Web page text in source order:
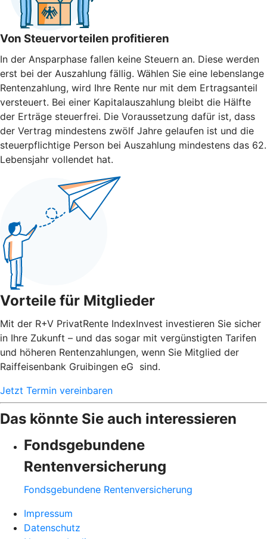
Von Steuervorteilen profitieren
In der Ansparphase fallen keine Steuern an. Diese werden
erst bei der Auszahlung fällig. Wählen Sie eine lebenslange
Rentenzahlung, wird Ihre Rente nur mit dem Ertragsanteil
versteuert. Bei einer Kapitalauszahlung bleibt die Hälfte
der Erträge steuerfrei. Die Voraussetzung dafür ist, dass
der Vertrag mindestens zwölf Jahre gelaufen ist und die
steuerpflichtige Person bei Auszahlung mindestens das 62.
Lebensjahr vollendet hat.
Vorteile für Mitglieder
Mit der R+V PrivatRente IndexInvest investieren Sie sicher
in Ihre Zukunft – und das sogar mit vergünstigten Tarifen
und höheren Rentenzahlungen, wenn Sie Mitglied der
Raiffeisenbank Gruibingen eG sind.
Jetzt Termin vereinbaren
Das könnte Sie auch interessieren
Fondsgebundene
Rentenversicherung
Fondsgebundene Rentenversicherung
Impressum
Datenschutz